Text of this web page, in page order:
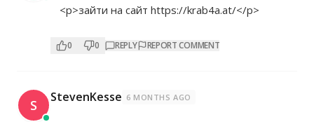
<p>зайти на сайт https://krab4a.at/</p>
0 0 REPLY REPORT COMMENT
S StevenKesse 6 MONTHS AGO